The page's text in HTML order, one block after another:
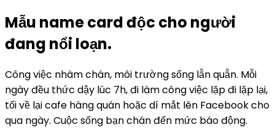
Mẫu name card độc cho người
đang nổi loạn.
Công việc nhàm chán, môi trường sống lẫn quẫn. Mỗi
ngày đều thức dậy lúc 7h, đi làm công việc lặp đi lặp lại,
tối về lại cafe hàng quán hoặc dí mắt lên Facebook cho
qua ngày. Cuộc sống bạn chán đến mức báo động.